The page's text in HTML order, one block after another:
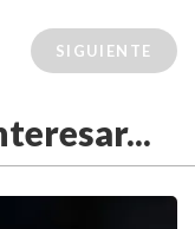
SIGUIENTE